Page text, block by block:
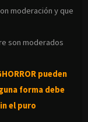
moderación y que
son moderados
pueden
forma debe
el puro